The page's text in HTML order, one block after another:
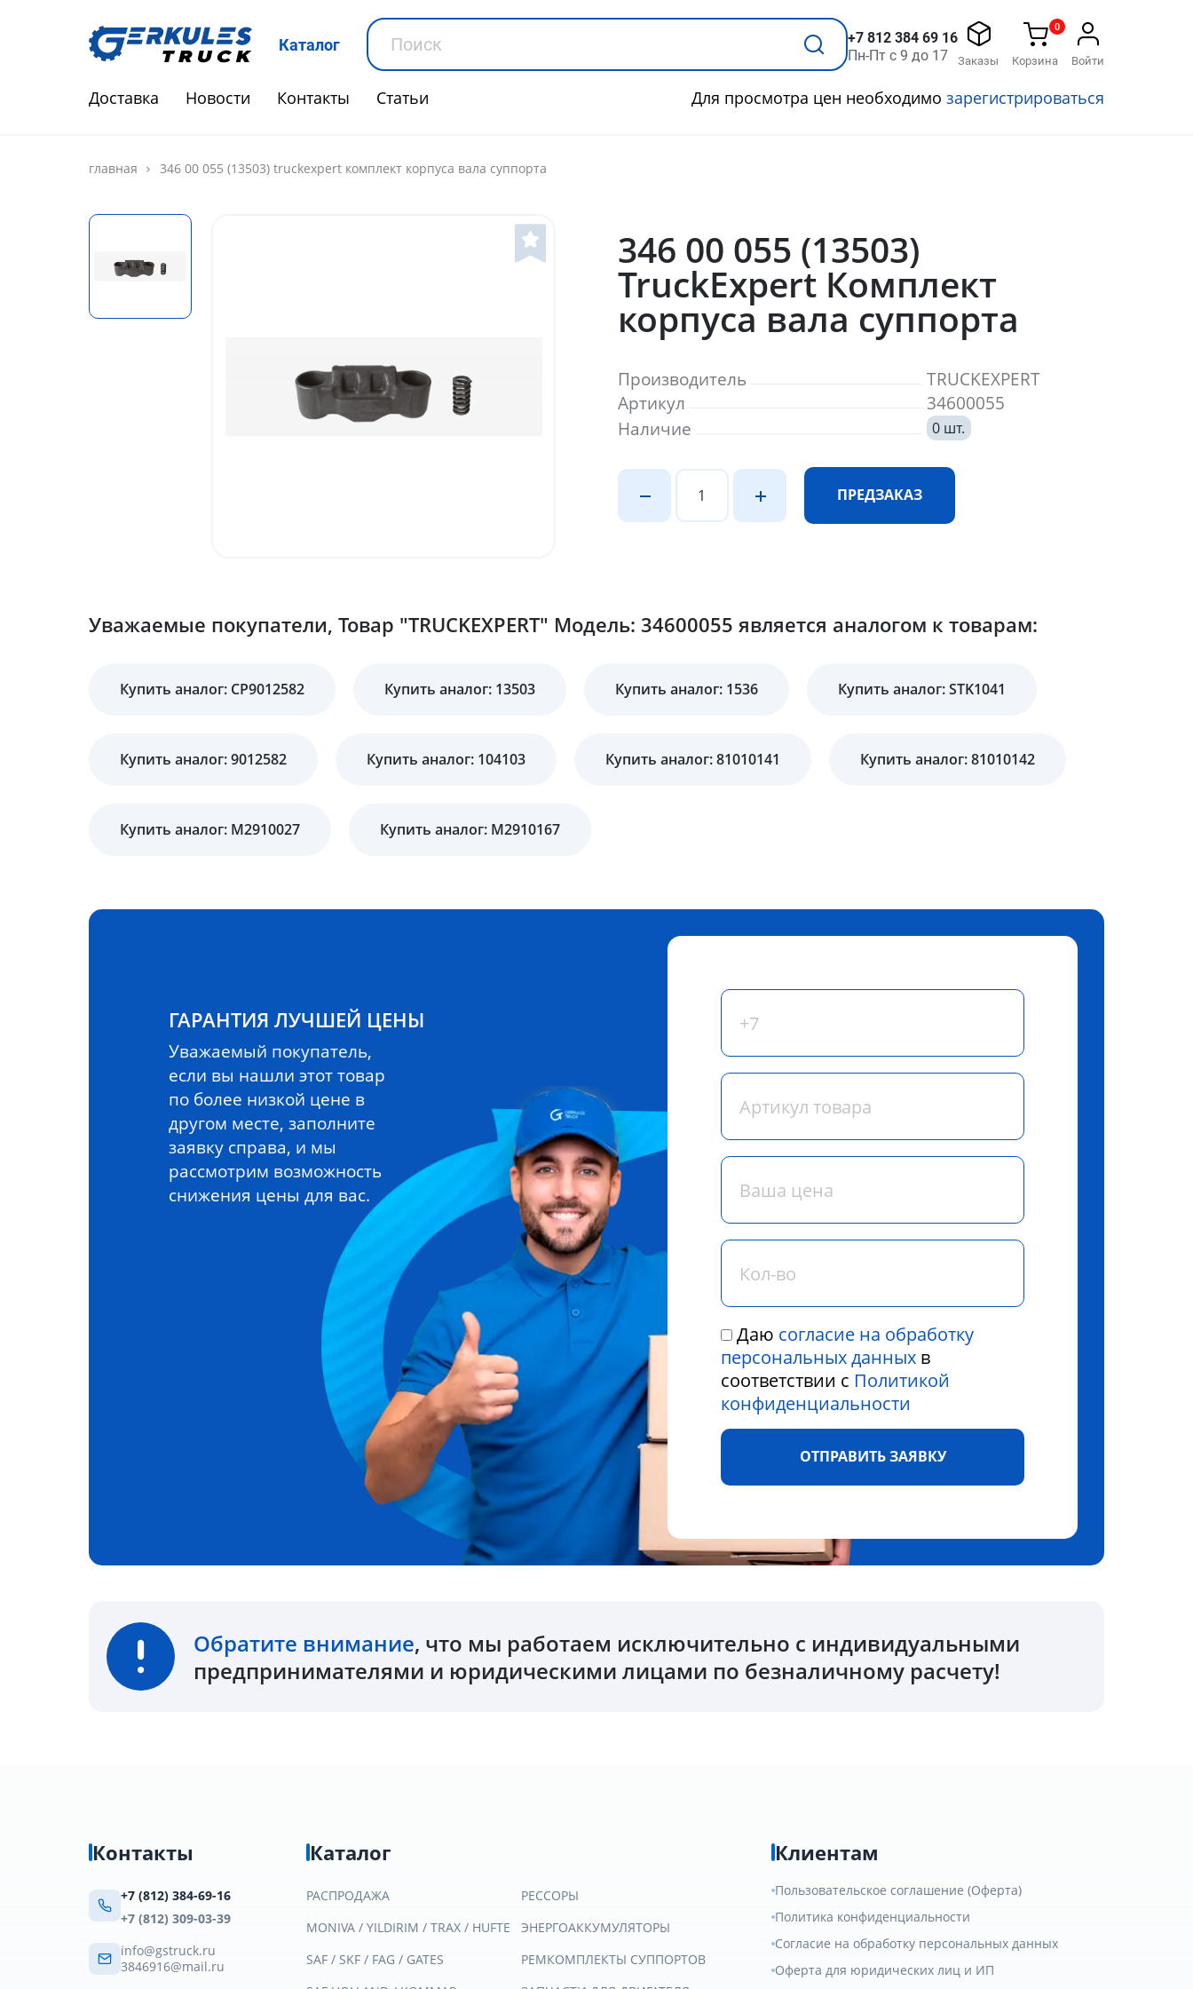
Каталог
+7 812 384 69 16
Пн-Пт с 9 до 17
Заказы
0
Корзина Войти
Доставка Новости Контакты Статьи Для просмотра цен необходимо зарегистрироваться
главная 346 00 055 (13503) truckexpert комплект корпуса вала суппорта
346 00 055 (13503)
TruckExpert Комплект
корпуса вала суппорта
Производитель
TRUCKEXPERT
Артикул
34600055
Наличие
0 шт.
ПРЕДЗАКАЗ
Уважаемые покупатели, Товар "TRUCKEXPERT" Модель: 34600055 является аналогом к товарам:
Купить аналог: CP9012582 Купить аналог: 13503 Купить аналог: 1536 Купить аналог: STK1041
Купить аналог: 9012582 Купить аналог: 104103 Купить аналог: 81010141 Купить аналог: 81010142
Купить аналог: M2910027 Купить аналог: M2910167
ГАРАНТИЯ ЛУЧШЕЙ ЦЕНЫ
Уважаемый покупатель,
если вы нашли этот товар
по более низкой цене в
другом месте, заполните
заявку справа, и мы
рассмотрим возможность
снижения цены для вас.
Даю согласие на обработку
персональных данных в
соответствии с Политикой
конфиденциальности
ОТПРАВИТЬ ЗАЯВКУ
Обратите внимание, что мы работаем исключительно с индивидуальными
предпринимателями и юридическими лицами по безналичному расчету!
Контакты
+7 (812) 384-69-16
+7 (812) 309-03-39
info@gstruck.ru
3846916@mail.ru
Каталог
РАСПРОДАЖА
MONIVA / YILDIRIM / TRAX / HUFTE
SAF / SKF / FAG / GATES
РЕССОРЫ
ЭНЕРГОАККУМУЛЯТОРЫ
РЕМКОМПЛЕКТЫ СУППОРТОВ
Клиентам
Пользовательское соглашение (Оферта)
Политика конфиденциальности
Согласие на обработку персональных данных
Оферта для юридических лиц и ИП